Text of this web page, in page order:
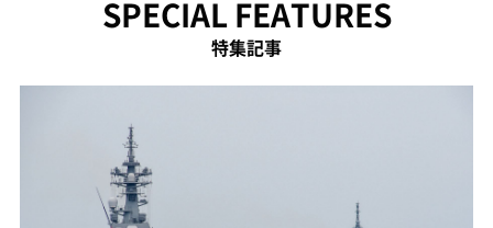
SPECIAL FEATURES
特集記事